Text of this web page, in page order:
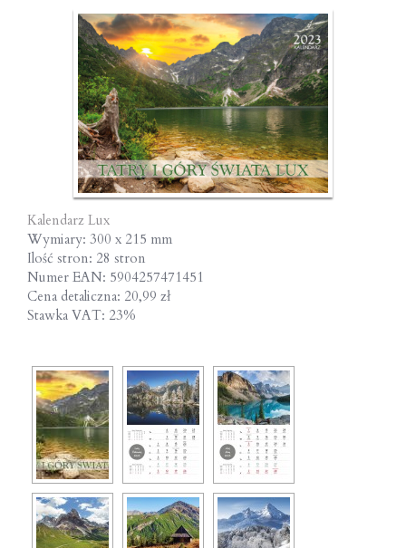
Kalendarz Lux
Wymiary: 300 x 215 mm
Ilość stron: 28 stron
Numer EAN: 5904257471451
Cena detaliczna: 20,99 zł
Stawka VAT: 23%